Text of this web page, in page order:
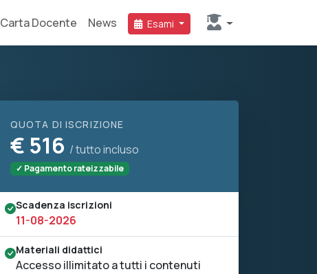
Carta Docente News Esami
QUOTA DI ISCRIZIONE
€ 516 / tutto incluso
✓ Pagamento rateizzabile
Scadenza iscrizioni
11-08-2026
Materiali didattici
Accesso illimitato a tutti i contenuti